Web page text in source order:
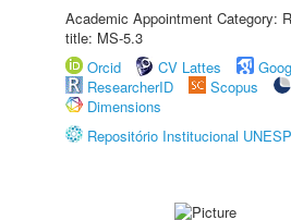
Academic Appointment Category:
title: MS-5.3
Orcid
CV Lattes
ResearcherID
Scopus
Dimensions
Repositório Institucional UNESP